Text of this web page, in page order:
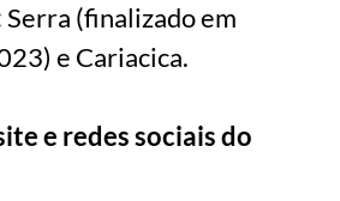
Serra (finalizado em
e Cariacica.
e redes sociais do